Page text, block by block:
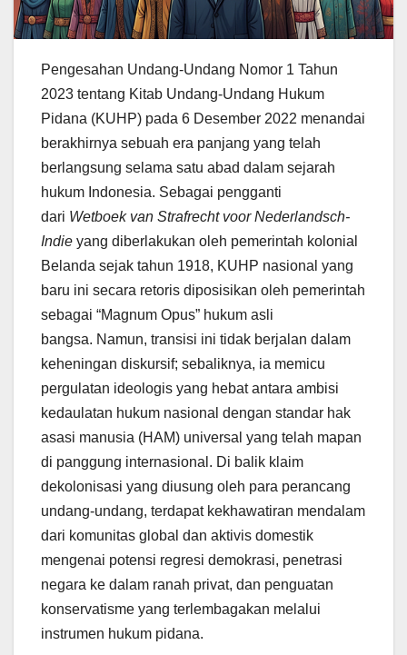
Pengesahan Undang-Undang Nomor 1 Tahun
2023 tentang Kitab Undang-Undang Hukum
Pidana (KUHP) pada 6 Desember 2022 menandai
berakhirnya sebuah era panjang yang telah
berlangsung selama satu abad dalam sejarah
hukum Indonesia. Sebagai pengganti
dari Wetboek van Strafrecht voor Nederlandsch-
Indie yang diberlakukan oleh pemerintah kolonial
Belanda sejak tahun 1918, KUHP nasional yang
baru ini secara retoris diposisikan oleh pemerintah
sebagai “Magnum Opus” hukum asli
bangsa. Namun, transisi ini tidak berjalan dalam
keheningan diskursif; sebaliknya, ia memicu
pergulatan ideologis yang hebat antara ambisi
kedaulatan hukum nasional dengan standar hak
asasi manusia (HAM) universal yang telah mapan
di panggung internasional. Di balik klaim
dekolonisasi yang diusung oleh para perancang
undang-undang, terdapat kekhawatiran mendalam
dari komunitas global dan aktivis domestik
mengenai potensi regresi demokrasi, penetrasi
negara ke dalam ranah privat, dan penguatan
konservatisme yang terlembagakan melalui
instrumen hukum pidana.